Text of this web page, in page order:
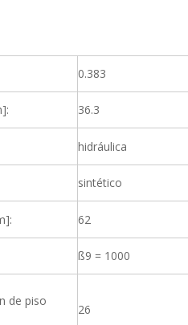
0.383
36.3
hidráulica
sintético
62
ß9 = 1000
de piso
26